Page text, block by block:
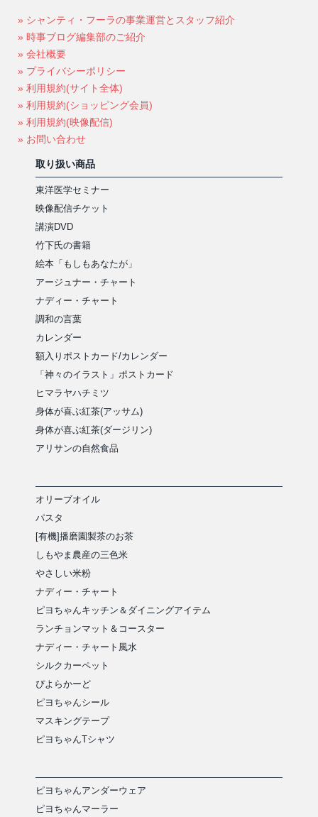
» シャンティ・フーラの事業運営とスタッフ紹介
» 時事ブログ編集部のご紹介
» 会社概要
» プライバシーポリシー
» 利用規約(サイト全体)
» 利用規約(ショッピング会員)
» 利用規約(映像配信)
» お問い合わせ
取り扱い商品
東洋医学セミナー
映像配信チケット
講演DVD
竹下氏の書籍
絵本「もしもあなたが」
アージュナー・チャート
ナディー・チャート
調和の言葉
カレンダー
額入りポストカード/カレンダー
「神々のイラスト」ポストカード
ヒマラヤハチミツ
身体が喜ぶ紅茶(アッサム)
身体が喜ぶ紅茶(ダージリン)
アリサンの自然食品
オリーブオイル
パスタ
[有機]播磨園製茶のお茶
しもやま農産の三色米
やさしい米粉
ナディー・チャート
ピヨちゃんキッチン＆ダイニングアイテム
ランチョンマット＆コースター
ナディー・チャート風水
シルクカーペット
ぴよらかーど
ピヨちゃんシール
マスキングテープ
ピヨちゃんTシャツ
ピヨちゃんアンダーウェア
ピヨちゃんマーラー